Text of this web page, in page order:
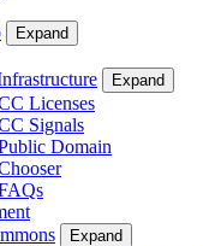
Expand
Expand
Licenses
Signals
Domain
Expand